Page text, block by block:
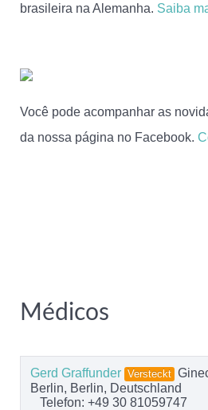
brasileira na Alemanha. Saiba
Você pode acompanhar as
da nossa página no Facebook.
Médicos
Gerd Graffunder Versteckt
Berlin, Berlin, Deutschland
Telefon: +49 30 81059747